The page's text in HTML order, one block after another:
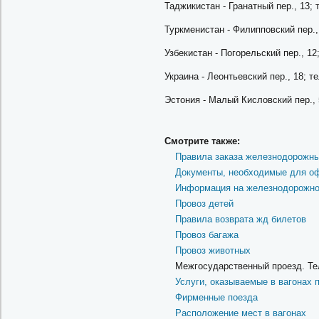
Таджикистан - Гранатный пер., 13;
Туркменистан - Филипповский
Узбекистан - Погорельский пер.,
Украина - Леонтьевский пер., 18;
Эстония - Малый Кисловский пер.,
Смотрите также:
Правила заказа
Документы, необходимые для
Информация на
Провоз детей
Правила возврата жд билетов
Провоз багажа
Провоз животных
Межгосударственный проезд.
Услуги, оказываемые в вагонах
Фирменные поезда
Расположение мест в вагонах